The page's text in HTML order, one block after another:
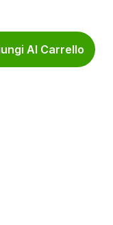
Al Carrello